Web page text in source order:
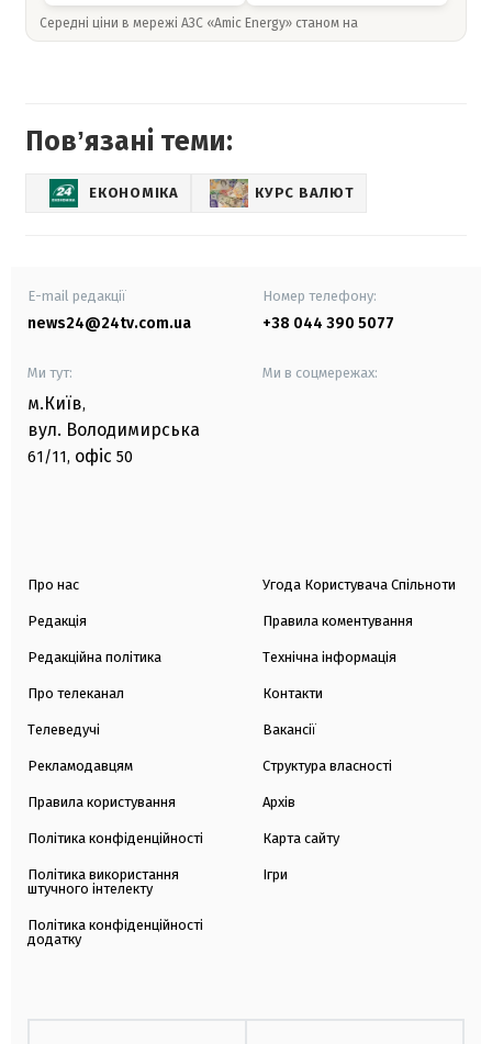
Середні ціни в мережі АЗС «Amic Energy» станом на
Повʼязані теми:
ЕКОНОМІКА КУРС ВАЛЮТ
E-mail редакції
news24@24tv.com.ua
Номер телефону:
+38 044 390 5077
Ми тут:
м.Київ,
вул. Володимирська
61/11, офіс 50
Ми в соцмережах:
Про нас
Редакція
Редакційна політика
Про телеканал
Телеведучі
Рекламодавцям
Правила користування
Політика конфіденційності
Політика використання
штучного інтелекту
Політика конфіденційності
додатку
Угода Користувача Спільноти
Правила коментування
Технічна інформація
Контакти
Вакансії
Структура власності
Архів
Карта сайту
Ігри